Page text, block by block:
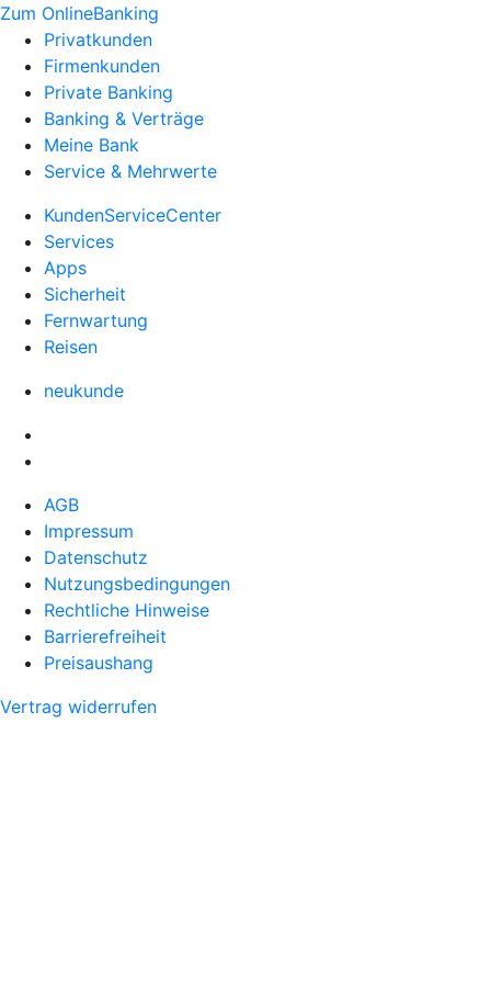
Zum OnlineBanking
Privatkunden
Firmenkunden
Private Banking
Banking & Verträge
Meine Bank
Service & Mehrwerte
KundenServiceCenter
Services
Apps
Sicherheit
Fernwartung
Reisen
neukunde
AGB
Impressum
Datenschutz
Nutzungsbedingungen
Rechtliche Hinweise
Barrierefreiheit
Preisaushang
Vertrag widerrufen